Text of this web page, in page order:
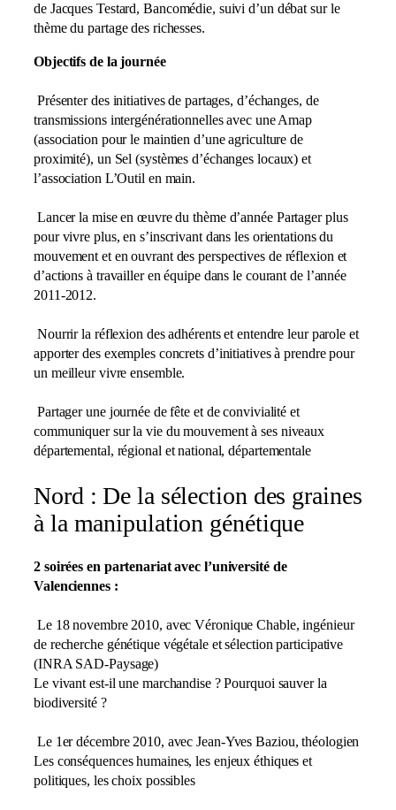
de Jacques Testard, Bancomédie, suivi d’un débat sur le
thème du partage des richesses.
Objectifs de la journée
Présenter des initiatives de partages, d’échanges, de
transmissions intergénérationnelles avec une Amap
(association pour le maintien d’une agriculture de
proximité), un Sel (systèmes d’échanges locaux) et
l’association L’Outil en main.
Lancer la mise en œuvre du thème d’année Partager plus
pour vivre plus, en s’inscrivant dans les orientations du
mouvement et en ouvrant des perspectives de réflexion et
d’actions à travailler en équipe dans le courant de l’année
2011-2012.
Nourrir la réflexion des adhérents et entendre leur parole et
apporter des exemples concrets d’initiatives à prendre pour
un meilleur vivre ensemble.
Partager une journée de fête et de convivialité et
communiquer sur la vie du mouvement à ses niveaux
départemental, régional et national, départementale
Nord : De la sélection des graines
à la manipulation génétique
2 soirées en partenariat avec l’université de
Valenciennes :
Le 18 novembre 2010, avec Véronique Chable, ingénieur
de recherche génétique végétale et sélection participative
(INRA SAD-Paysage)
Le vivant est-il une marchandise ? Pourquoi sauver la
biodiversité ?
Le 1er décembre 2010, avec Jean-Yves Baziou, théologien
Les conséquences humaines, les enjeux éthiques et
politiques, les choix possibles